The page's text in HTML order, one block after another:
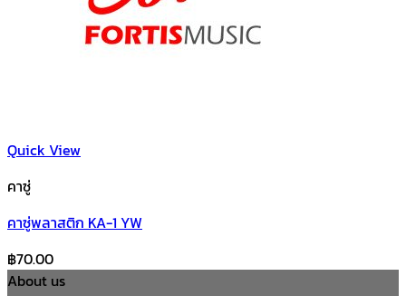
Quick View
คาซู่
คาซู่พลาสติก KA-1 YW
฿70.00
About us